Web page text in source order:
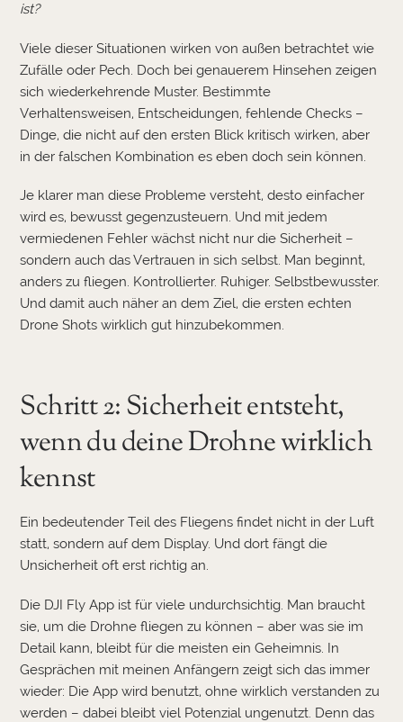
ist?
Viele dieser Situationen wirken von außen betrachtet wie
Zufälle oder Pech. Doch bei genauerem Hinsehen zeigen
sich wiederkehrende Muster. Bestimmte
Verhaltensweisen, Entscheidungen, fehlende Checks –
Dinge, die nicht auf den ersten Blick kritisch wirken, aber
in der falschen Kombination es eben doch sein können.
Je klarer man diese Probleme versteht, desto einfacher
wird es, bewusst gegenzusteuern. Und mit jedem
vermiedenen Fehler wächst nicht nur die Sicherheit –
sondern auch das Vertrauen in sich selbst. Man beginnt,
anders zu fliegen. Kontrollierter. Ruhiger. Selbstbewusster.
Und damit auch näher an dem Ziel, die ersten echten
Drone Shots wirklich gut hinzubekommen.
Schritt 2: Sicherheit entsteht,
wenn du deine Drohne wirklich
kennst
Ein bedeutender Teil des Fliegens findet nicht in der Luft
statt, sondern auf dem Display. Und dort fängt die
Unsicherheit oft erst richtig an.
Die DJI Fly App ist für viele undurchsichtig. Man braucht
sie, um die Drohne fliegen zu können – aber was sie im
Detail kann, bleibt für die meisten ein Geheimnis. In
Gesprächen mit meinen Anfängern zeigt sich das immer
wieder: Die App wird benutzt, ohne wirklich verstanden zu
werden – dabei bleibt viel Potenzial ungenutzt. Denn das